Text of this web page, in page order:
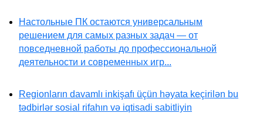
Настольные ПК остаются универсальным
решением для самых разных задач — от
повседневной работы до профессиональной
деятельности и современных игр...
Regionların davamlı inkişafı üçün həyata keçirilən bu
tədbirlər sosial rifahın və iqtisadi sabitliyin